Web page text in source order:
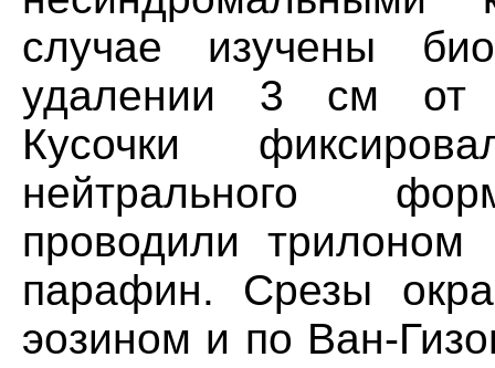
случае изучены
удалении 3 см от
Кусочки
нейтрального
проводили
парафин. Срезы
эозином и по Ван-